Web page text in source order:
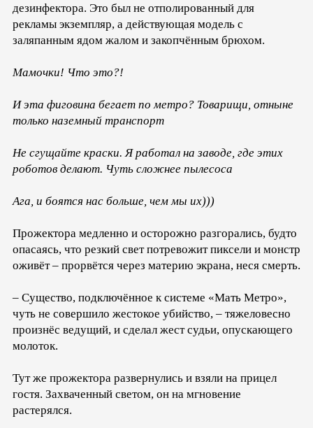
дезинфектора. Это был не отполированный для
рекламы экземпляр, а действующая модель с
заляпанным ядом жалом и закопчённым брюхом.
Мамочки! Что это?!
И эта фиговина бегает по метро? Товарищи, отныне
только наземный транспорт
Не сгущайте краски. Я работал на заводе, где этих
роботов делают. Чуть сложнее пылесоса
Ага, и боятся нас больше, чем мы их)))
Прожектора медленно и осторожно разгорались, будто
опасаясь, что резкий свет потревожит пиксели и монстр
оживёт – прорвётся через материю экрана, неся смерть.
– Существо, подключённое к системе «Мать Метро»,
чуть не совершило жестокое убийство, – тяжеловесно
произнёс ведущий, и сделал жест судьи, опускающего
молоток.
Тут же прожектора развернулись и взяли на прицел
гостя. Захваченный светом, он на мгновение
растерялся.